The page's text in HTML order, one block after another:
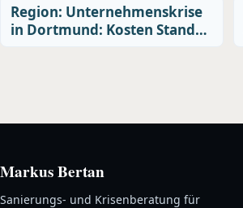
Region: Unternehmenskrise
in Dortmund: Kosten Stand…
Markus Bertan
Sanierungs- und Krisenberatung für